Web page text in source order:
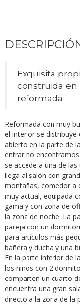
Exquisita
construida en
reformada
Reformada con muy
el interior se distribuye
abierto en la parte de
entrar no
se accede a una de
llega al salón con
montañas, comedor a
muy actual, equipada
gama y con zona de
la zona de noche. La
pareja con un
para artículos más
bañera y ducha y una
En la parte inferior de
los niños con 2
comparten un cuarto
encuentra una gran
directo a la zona de la